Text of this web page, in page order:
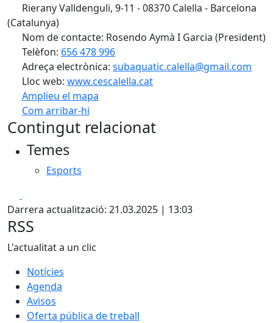
Rierany Valldenguli, 9-11 - 08370 Calella - Barcelona
(Catalunya)
Nom de contacte: Rosendo Aymà I Garcia (President)
Telèfon: 656 478 996
Adreça electrònica: subaquatic.calella@gmail.com
Lloc web: www.cescalella.cat
Amplieu el mapa
Com arribar-hi
+
Contingut relacionat
Temes
Esports
Darrera actualització: 21.03.2025 | 13:03
RSS
L'actualitat a un clic
Notícies
Agenda
Avisos
Oferta pública de treball